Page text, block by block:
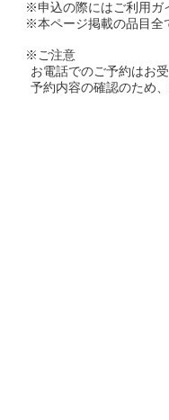
※申込の際にはご利用
※本ページ掲載の品目全
※ご注意
お電話でのご予約はお
予約内容の確認のため